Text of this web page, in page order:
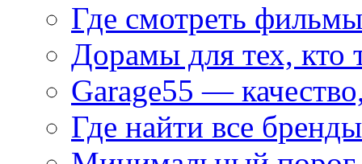
Где смотреть
Дорамы для тех, кто
Garage55 —
Где найти все